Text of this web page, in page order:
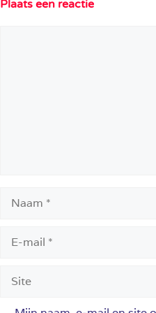
Plaats een reactie
mail